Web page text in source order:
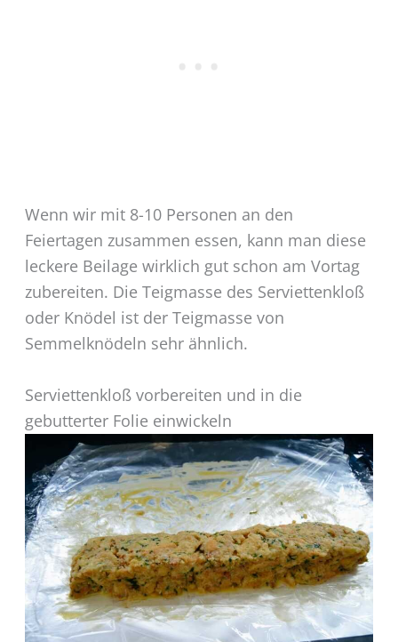
Wenn wir mit 8-10 Personen an den
Feiertagen zusammen essen, kann man diese
leckere Beilage wirklich gut schon am Vortag
zubereiten. Die Teigmasse des Serviettenkloß
oder Knödel ist der Teigmasse von
Semmelknödeln sehr ähnlich.
Serviettenkloß vorbereiten und in die
gebutterter Folie einwickeln